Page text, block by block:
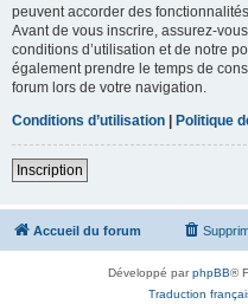
peuvent accorder des
Avant de vous inscrire, assurez-
conditions d’utilisation et de notre
également prendre le temps de
forum lors de votre navigation.
Conditions d’utilisation | Politique
Inscription
Accueil du forum
Développé parphpBB®
Traduction